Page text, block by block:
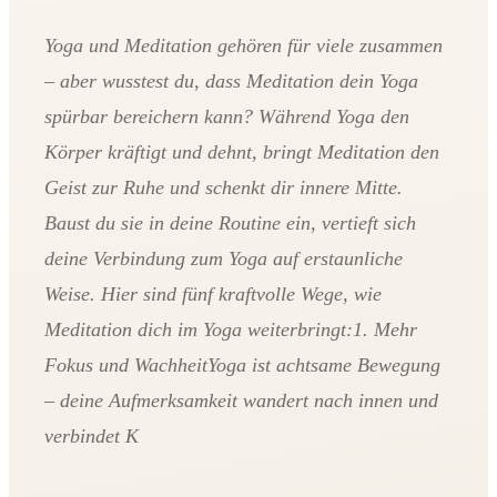
Yoga und Meditation gehören für viele zusammen
– aber wusstest du, dass Meditation dein Yoga
spürbar bereichern kann? Während Yoga den
Körper kräftigt und dehnt, bringt Meditation den
Geist zur Ruhe und schenkt dir innere Mitte.
Baust du sie in deine Routine ein, vertieft sich
deine Verbindung zum Yoga auf erstaunliche
Weise. Hier sind fünf kraftvolle Wege, wie
Meditation dich im Yoga weiterbringt:1. Mehr
Fokus und WachheitYoga ist achtsame Bewegung
– deine Aufmerksamkeit wandert nach innen und
verbindet K